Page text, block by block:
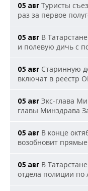
05 авг Туристы
раз за первое
05 авг В
и полевую дичь с
05 авг Старинную
включат в реестр
05 авг Экс-глава
главы Минздрава
05 авг В конце
возобновит
05 авг В
отдела полиции по